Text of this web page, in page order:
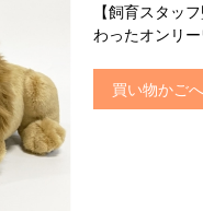
【飼育スタッ
わったオンリー
買い物かご